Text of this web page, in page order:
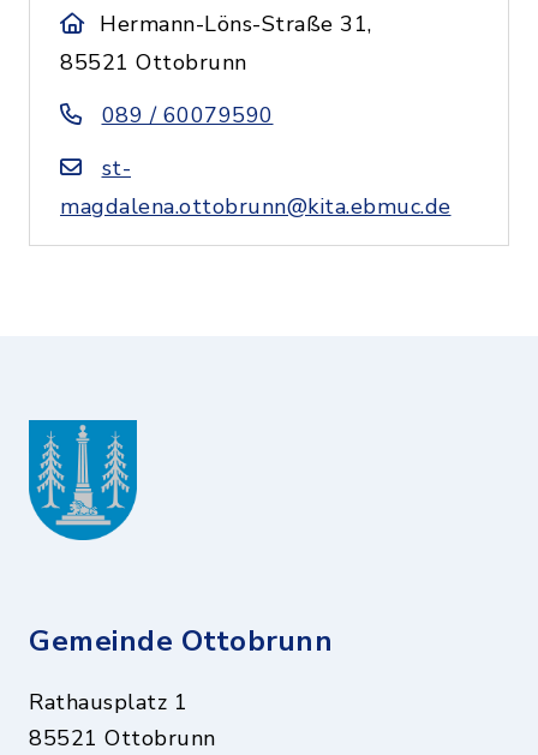
Hermann-Löns-Straße 31,
85521 Ottobrunn
089 / 60079590
st-
magdalena.ottobrunn@kita.ebmuc.de
Gemeinde Ottobrunn
Rathausplatz 1
85521 Ottobrunn